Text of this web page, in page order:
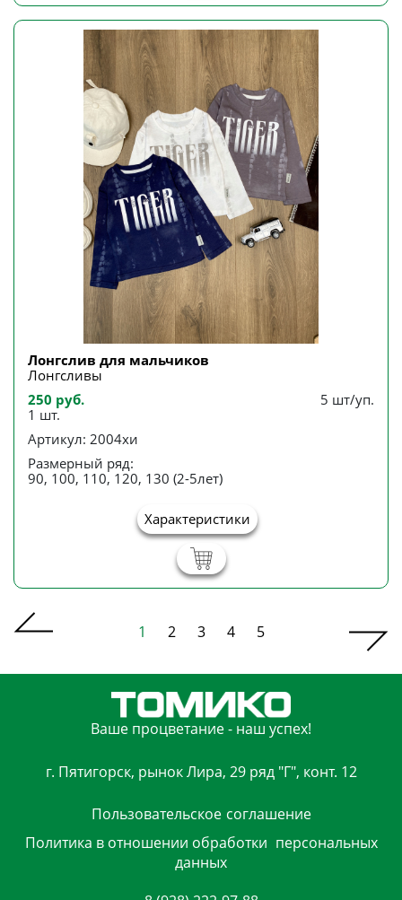
Лонгслив для мальчиков
Лонгсливы
250 руб.
1 шт.
5 шт/уп.
Артикул: 2004хи
Размерный ряд:
90, 100, 110, 120, 130 (2-5лет)
Характеристики
1 2 3 4 5
Ваше процветание - наш успех!
г. Пятигорск, рынок Лира, 29 ряд "Г", конт. 12
Пользовательское соглашение
Политика в отношении обработки персональных
данных